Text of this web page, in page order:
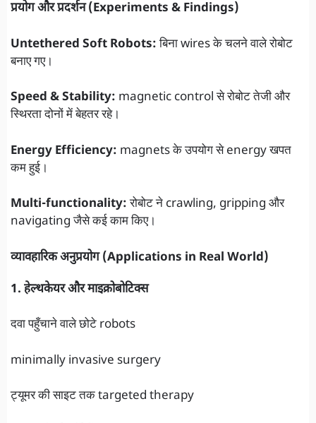
प्रयोग और प्रदर्शन (Experiments & Findings)
Untethered Soft Robots:बिना wires के चलने वाले रोबोट
बनाए गए।
Speed & Stability: magnetic control से रोबोट तेजी और
स्थिरता दोनों में बेहतर रहे।
Energy Efficiency: magnets के उपयोग से energy खपत
कम हुई।
Multi-functionality:रोबोट ने crawling, gripping और
navigating जैसे कई काम किए।
व्यावहारिक अनुप्रयोग (Applications in Real World)
1. हेल्थकेयर और माइक्रोबोटिक्स
दवा पहुँचाने वाले छोटे robots
minimally invasive surgery
ट्यूमर की साइट तक targeted therapy